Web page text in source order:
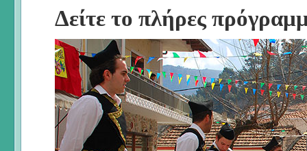
Δείτε το πλήρες